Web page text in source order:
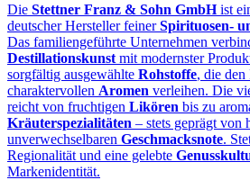
Die Stettner Franz & Sohn GmbHist
deutscher Hersteller feinerSpirituosen‑
Das familiengeführte Unternehmen
Destillationskunst mit modernster
sorgfältig ausgewählte Rohstoffe, die den
charaktervollen Aromen verleihen. Die
reicht von fruchtigen Likören bis zu
Kräuterspezialitäten – stets geprägt von
unverwechselbaren Geschmacksnote.
Regionalität und eine gelebte
Markenidentität.